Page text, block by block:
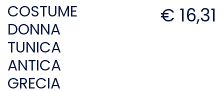
COSTUME
DONNA
TUNICA
ANTICA
GRECIA
€ 16,31